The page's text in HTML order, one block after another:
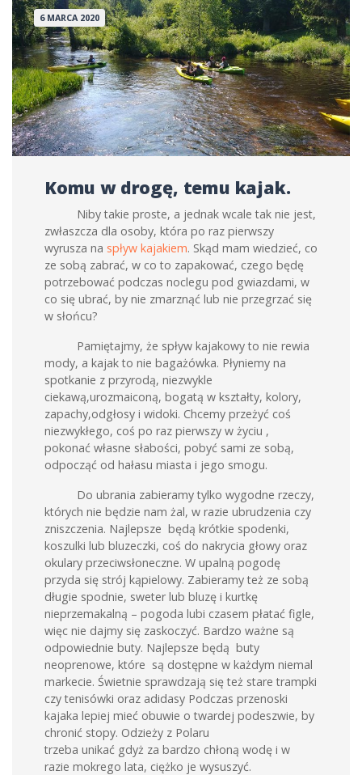
6 MARCA 2020
Komu w drogę, temu kajak.
Niby takie proste, a jednak wcale tak nie jest,
zwłaszcza dla osoby, która po raz pierwszy
wyrusza na spływ kajakiem. Skąd mam wiedzieć, co
ze sobą zabrać, w co to zapakować, czego będę
potrzebować podczas noclegu pod gwiazdami, w
co się ubrać, by nie zmarznąć lub nie przegrzać się
w słońcu?
Pamiętajmy, że spływ kajakowy to nie rewia
mody, a kajak to nie bagażówka. Płyniemy na
spotkanie z przyrodą, niezwykle
ciekawą,urozmaiconą, bogatą w kształty, kolory,
zapachy,odgłosy i widoki. Chcemy przeżyć coś
niezwykłego, coś po raz pierwszy w życiu ,
pokonać własne słabości, pobyć sami ze sobą,
odpocząć od hałasu miasta i jego smogu.
Do ubrania zabieramy tylko wygodne rzeczy,
których nie będzie nam żal, w razie ubrudzenia czy
zniszczenia. Najlepsze będą krótkie spodenki,
koszulki lub bluzeczki, coś do nakrycia głowy oraz
okulary przeciwsłoneczne. W upalną pogodę
przyda się strój kąpielowy. Zabieramy też ze sobą
długie spodnie, sweter lub bluzę i kurtkę
nieprzemakalną – pogoda lubi czasem płatać figle,
więc nie dajmy się zaskoczyć. Bardzo ważne są
odpowiednie buty. Najlepsze będą buty
neoprenowe, które są dostępne w każdym niemal
markecie. Świetnie sprawdzają się też stare trampki
czy tenisówki oraz adidasy Podczas przenoski
kajaka lepiej mieć obuwie o twardej podeszwie, by
chronić stopy. Odzieży z Polaru
trzeba unikać gdyż za bardzo chłoną wodę i w
razie mokrego lata, ciężko je wysuszyć.